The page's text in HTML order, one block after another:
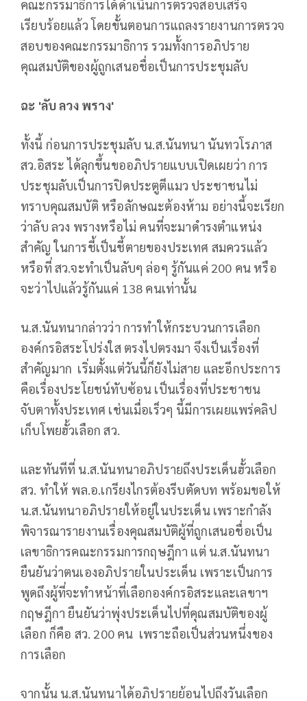
คณะกรรมาธิการได้ดำเนินการตรวจสอบเสร็จ
เรียบร้อยแล้ว โดยขั้นตอนการแถลงรายงานการตรวจ
สอบของคณะกรรมาธิการ รวมทั้งการอภิปราย
คุณสมบัติของผู้ถูกเสนอชื่อเป็นการประชุมลับ
ฉะ 'ลับลวง พราง'
ทั้งนี้ ก่อนการประชุมลับ น.ส.นันทนา นันทวโรภาส
สว.อิสระ ได้ลุกขึ้นขออภิปรายแบบเปิดเผยว่า การ
ประชุมลับเป็นการปิดประตูตีแมว ประชาชนไม่
ทราบคุณสมบัติ หรือลักษณะต้องห้าม อย่างนี้จะเรียก
ว่าลับ ลวง พรางหรือไม่ คนที่จะมาดำรงตำแหน่ง
สำคัญ ในการชี้เป็นชี้ตายของประเทศ สมควรแล้ว
หรือที่ สว.จะทำเป็นลับๆ ล่อๆ รู้กันแค่ 200 คน หรือ
จะว่าไปแล้วรู้กันแค่ 138 คนเท่านั้น
น.ส.นันทนากล่าวว่า การทำให้กระบวนการเลือก
องค์กรอิสระโปร่งใส ตรงไปตรงมา จึงเป็นเรื่องที่
สำคัญมาก เริ่มตั้งแต่วันนี้ก็ยังไม่สาย และอีกประการ
คือเรื่องประโยชน์ทับซ้อน เป็นเรื่องที่ประชาชน
จับตาทั้งประเทศ เช่นเมื่อเร็วๆ นี้มีการเผยแพร่คลิป
เก็บโพยฮั้วเลือก สว.
และทันทีที่ น.ส.นันทนาอภิปรายถึงประเด็นฮั้วเลือก
สว. ทำให้ พล.อ.เกรียงไกรต้องรีบตัดบท พร้อมขอให้
น.ส.นันทนาอภิปรายให้อยู่ในประเด็น เพราะกำลัง
พิจารณารายงานเรื่องคุณสมบัติผู้ที่ถูกเสนอชื่อเป็น
เลขาธิการคณะกรรมการกฤษฎีกา แต่ น.ส.นันทนา
ยืนยันว่าตนเองอภิปรายในประเด็น เพราะเป็นการ
พูดถึงผู้ที่จะทำหน้าที่เลือกองค์กรอิสระและเลขาฯ
กฤษฎีกา ยืนยันว่าพุ่งประเด็นไปที่คุณสมบัติของผู้
เลือก ก็คือ สว. 200 คน เพราะถือเป็นส่วนหนึ่งของ
การเลือก
จากนั้น น.ส.นันทนาได้อภิปรายย้อนไปถึงวันเลือก